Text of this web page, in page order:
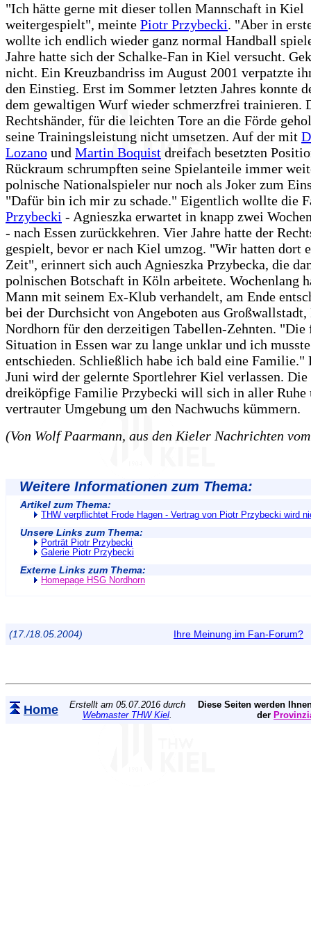
"Ich hätte gerne mit dieser tollen Mannschaft in Kiel
weitergespielt", meinte Piotr Przybecki. "Aber in
wollte ich endlich wieder ganz normal Handball
Jahre hatte sich der Schalke-Fan in Kiel versucht.
nicht. Ein Kreuzbandriss im August 2001 verpatzte
den Einstieg. Erst im Sommer letzten Jahres konnte
dem gewaltigen Wurf wieder schmerzfrei trainieren.
Rechtshänder, für die leichten Tore an die Förde
seine Trainingsleistung nicht umsetzen. Auf der mit
Lozano und Martin Boquist dreifach besetzten
Rückraum schrumpften seine Spielanteile immer
polnische Nationalspieler nur noch als Joker zum
"Dafür bin ich mir zu schade." Eigentlich wollte die
Przybecki - Agnieszka erwartet in knapp zwei
- nach Essen zurückkehren. Vier Jahre hatte der
gespielt, bevor er nach Kiel umzog. "Wir hatten dort
Zeit", erinnert sich auch Agnieszka Przybecka, die
polnischen Botschaft in Köln arbeitete. Wochenlang
Mann mit seinem Ex-Klub verhandelt, am Ende
bei der Durchsicht von Angeboten aus Großwallstadt,
Nordhorn für den derzeitigen Tabellen-Zehnten.
Situation in Essen war zu lange unklar und ich
entschieden. Schließlich habe ich bald eine Familie."
Juni wird der gelernte Sportlehrer Kiel verlassen. Die
dreiköpfige Familie Przybecki will sich in aller Ruhe
vertrauter Umgebung um den Nachwuchs kümmern.
(Von Wolf Paarmann, aus den Kieler Nachrichten
Weitere Informationen zum Thema:
Artikel zum Thema:
THW verpflichtet Frode Hagen - Vertrag von Piotr Przybecki wird
Unsere Links zum Thema:
Porträt Piotr Przybecki
Galerie Piotr Przybecki
Externe Links zum Thema:
Homepage HSG Nordhorn
(17./18.05.2004) Ihre Meinung im Fan-Forum?
Home
Erstellt am 05.07.2016 durch
Webmaster THW Kiel.
Diese Seiten werden
der